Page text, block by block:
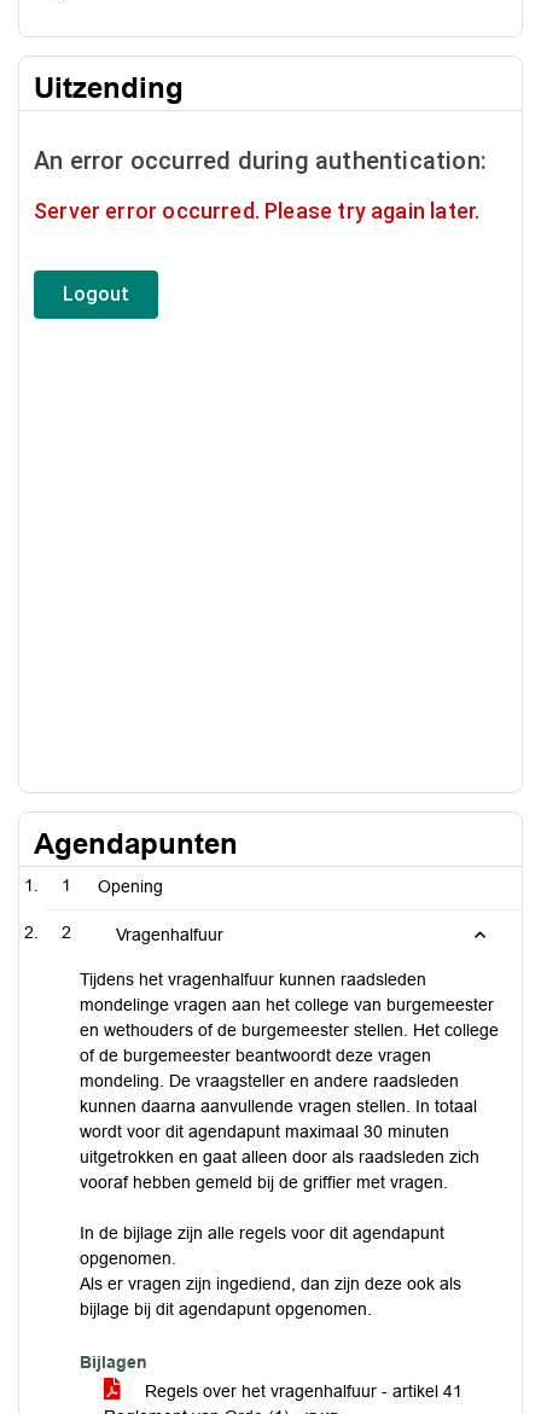
Uitzending
Agendapunten
1 Opening
2 Vragenhalfuur
Tijdens het vragenhalfuur kunnen raadsleden
mondelinge vragen aan het college van burgemeester
en wethouders of de burgemeester stellen. Het college
of de burgemeester beantwoordt deze vragen
mondeling. De vraagsteller en andere raadsleden
kunnen daarna aanvullende vragen stellen. In totaal
wordt voor dit agendapunt maximaal 30 minuten
uitgetrokken en gaat alleen door als raadsleden zich
vooraf hebben gemeld bij de griffier met vragen.
In de bijlage zijn alle regels voor dit agendapunt
opgenomen.
Als er vragen zijn ingediend, dan zijn deze ook als
bijlage bij dit agendapunt opgenomen.
Bijlagen
Regels over het vragenhalfuur - artikel 41